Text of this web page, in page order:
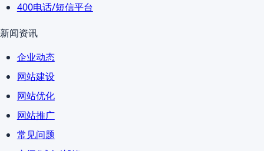
400电话/短信平台
新闻资讯
企业动态
网站建设
网站优化
网站推广
常见问题